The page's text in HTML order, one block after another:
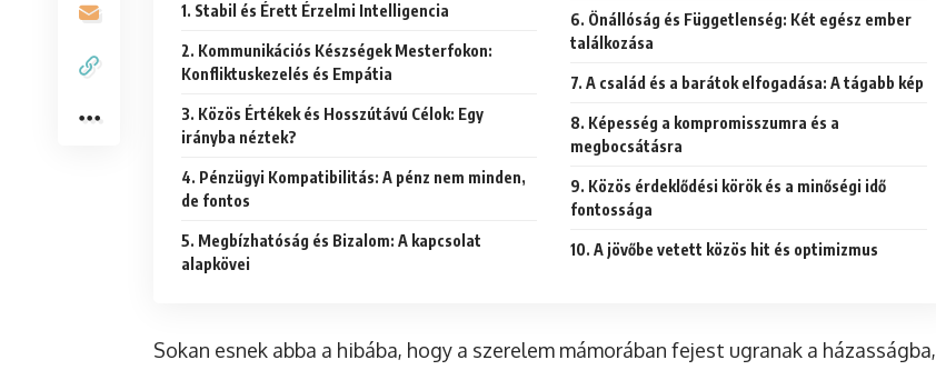
1. Stabil és Érett Érzelmi Intelligencia
2. Kommunikációs Készségek Mesterfokon:
Konfliktuskezelés és Empátia
3. Közös Értékek és Hosszútávú Célok: Egy
irányba néztek?
4. Pénzügyi Kompatibilitás: A pénz nem minden,
de fontos
5. Megbízhatóság és Bizalom: A kapcsolat
alapkövei
6. Önállóság és Függetlenség: Két egész ember
találkozása
7. A család és a barátok elfogadása: A tágabb kép
8. Képesség a kompromisszumra és a
megbocsátásra
9. Közös érdeklődési körök és a minőségi idő
fontossága
10. A jövőbe vetett közös hit és optimizmus
Sokan esnek abba a hibába, hogy a szerelem mámorában fejest ugranak a házasságba,